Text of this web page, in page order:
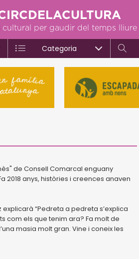
cultural per gaudir del temps lliure
Categoria
de Consell Comarcal enguany
Fa 2018 anys, històries i creences anaven
“Pedreta a pedreta s’explica
com els que tenim ara? Fa molt de
masia molt gran. Vine i coneix les